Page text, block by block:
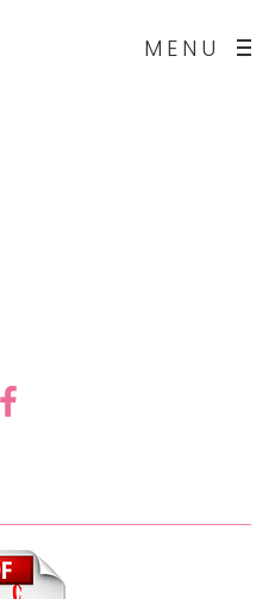
MENU